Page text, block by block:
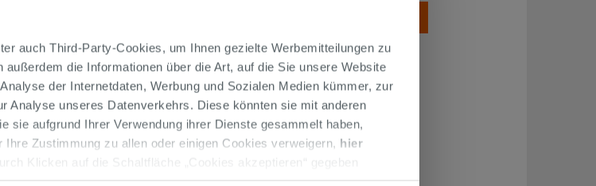
auch Third-Party-Cookies, um Ihnen gezielte Werbemitteilungen zu
die Informationen über die Art, auf die Sie unsere Website
der Internetdaten, Werbung und Sozialen Medien kümmer, zur
Analyse unseres Datenverkehrs. Diese könnten sie mit anderen
sie aufgrund Ihrer Verwendung ihrer Dienste gesammelt haben,
Zustimmung zu allen oder einigen Cookies verweigern, hier
Klicken auf die Schaltfläche „Cookies akzeptieren“ gegeben
Sie das Surfen erst nach der Installation der technischen
HINZUFÜGEN